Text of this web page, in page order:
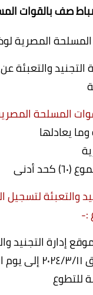
المسلحة
التجنيد
المسلحة
والتعبئة لتسجيل
:-
إدارة التجنيد
) إعتباراً من يوم